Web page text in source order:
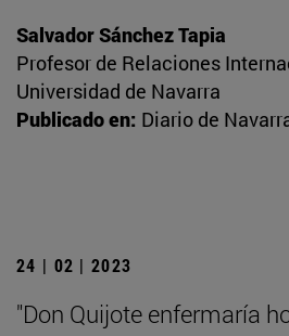
Salvador Sánchez Tapia
Profesor de Relaciones
Universidad de Navarra
Publicado en: Diario de
24 | 02 | 2023
"Don Quijote enfermaría